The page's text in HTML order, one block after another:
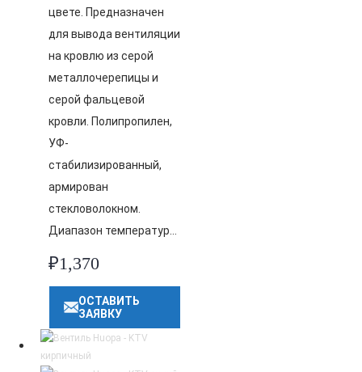
цвете. Предназначен
для вывода вентиляции
на кровлю из серой
металлочерепицы и
серой фальцевой
кровли. Полипропилен,
УФ-
стабилизированный,
армирован
стекловолокном.
Диапазон температур…
₽1,370
ОСТАВИТЬ
ЗАЯВКУ